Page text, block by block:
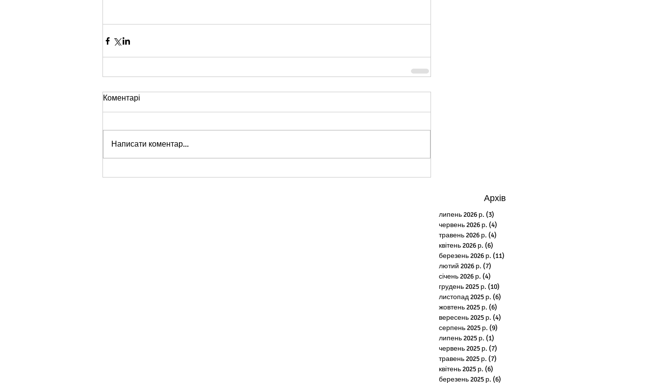
Коментарі
Написати коментар...
Архів
липень 2026 р. (3)
червень 2026 р. (4)
травень 2026 р. (4)
квітень 2026 р. (6)
березень 2026 р. (11)
лютий 2026 р. (7)
січень 2026 р. (4)
грудень 2025 р. (10)
листопад 2025 р. (6)
жовтень 2025 р. (6)
вересень 2025 р. (4)
серпень 2025 р. (9)
липень 2025 р. (1)
червень 2025 р. (7)
травень 2025 р. (7)
квітень 2025 р. (6)
березень 2025 р. (6)